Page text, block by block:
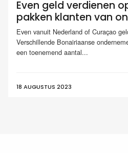
Even geld verdienen
pakken klanten van
Even vanuit Nederland of Curaçao
Verschillende Bonairiaanse
een toenemend aantal...
18 AUGUSTUS 2023